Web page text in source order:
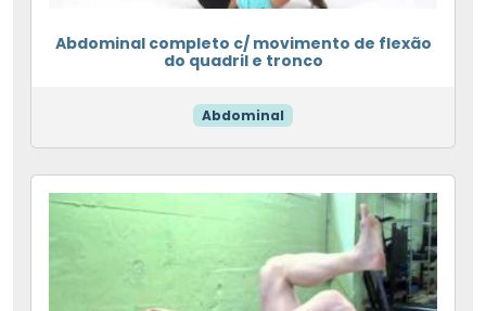
Abdominal completo c/ movimento de flexão
do quadril e tronco
Abdominal